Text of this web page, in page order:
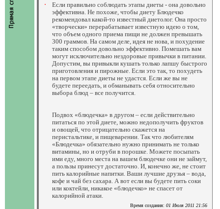
Если правильно соблюдать этапы диеты - она довольно
эффективна. Не похоже, чтобы диету Блюдечко
рекомендовал какой-то известный диетолог. Она просто
«творчески» перерабатывает известную идею о том,
что объем одного приема пищи не должен превышать
300 граммов. На самом деле, идея не нова, и похудение
таким способом довольно эффективно. Помешать вам
могут исключительно нездоровые привычки в питании.
Допустим, вы привыкли кушать только лапшу быстрого
приготовления и пирожные. Если это так, то похудеть
на первом этапе диеты не удастся. Если же вы не
будете переедать, и обманывать себя относительно
выбора блюд – все получится.
Подвох «блюдечка» в другом – если действительно
питаться по этой диете, можно недополучить фруктов
и овощей, что отрицательно скажется на
перистальтике, и пищеварении. Так что любителям
«Блюдечка» обязательно нужно принимать не только
витамины, но и отруби в порошке. Можете посыпать
ими еду, много места на вашем блюдечке они не займут,
а пользы принесут достаточно. И, конечно же, не стоит
пить калорийные напитки. Ваши лучшие друзья – вода,
кофе и чай без сахара. А вот если вы будете пить соки
или коктейли, никакое «блюдечко» не спасет от
калорийной атаки.
Время создания: 01 Июля 2011 21:56